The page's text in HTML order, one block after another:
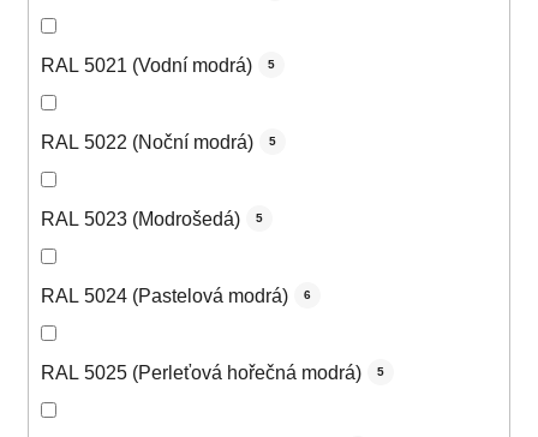
RAL 5021 (Vodní modrá) 5
RAL 5022 (Noční modrá) 5
RAL 5023 (Modrošedá) 5
RAL 5024 (Pastelová modrá) 6
RAL 5025 (Perleťová hořečná modrá) 5